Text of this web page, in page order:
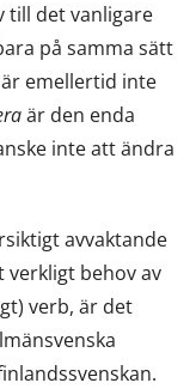
till det vanligare
på samma sätt
emellertid inte
är den enda
inte att ändra
avvaktande
verkligt behov av
verb, är det